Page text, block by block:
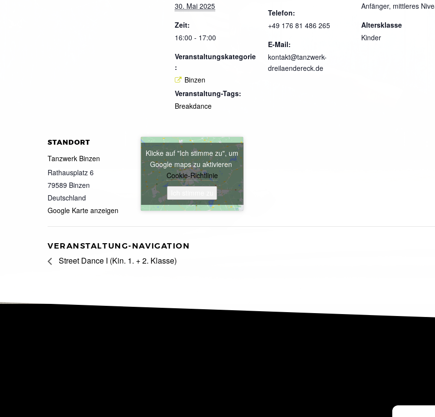
30. Mai 2025
Zeit:
16:00 - 17:00
Veranstaltungskategorie
:
Binzen
Veranstaltung-Tags:
Breakdance
Telefon:
+49 176 81 486 265
E-Mail:
kontakt@tanzwerk-
dreilaendereck.de
Anfänger, mittleres
Altersklasse
Kinder
STANDORT
Tanzwerk Binzen
Rathausplatz 6
79589 Binzen
Deutschland
Google Karte anzeigen
Klicke auf "Ich stimme zu", um
Google maps zu aktivieren
Cookie-Richtlinie
VERANSTALTUNG-NAVIGATION
Street Dance I (Kin. 1. + 2. Klasse)